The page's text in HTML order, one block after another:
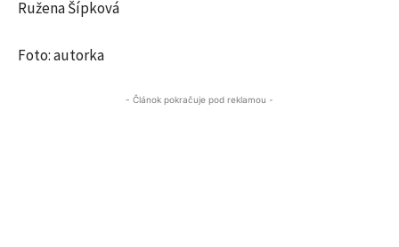
Ružena Šípková
Foto: autorka
- Článok pokračuje pod reklamou -